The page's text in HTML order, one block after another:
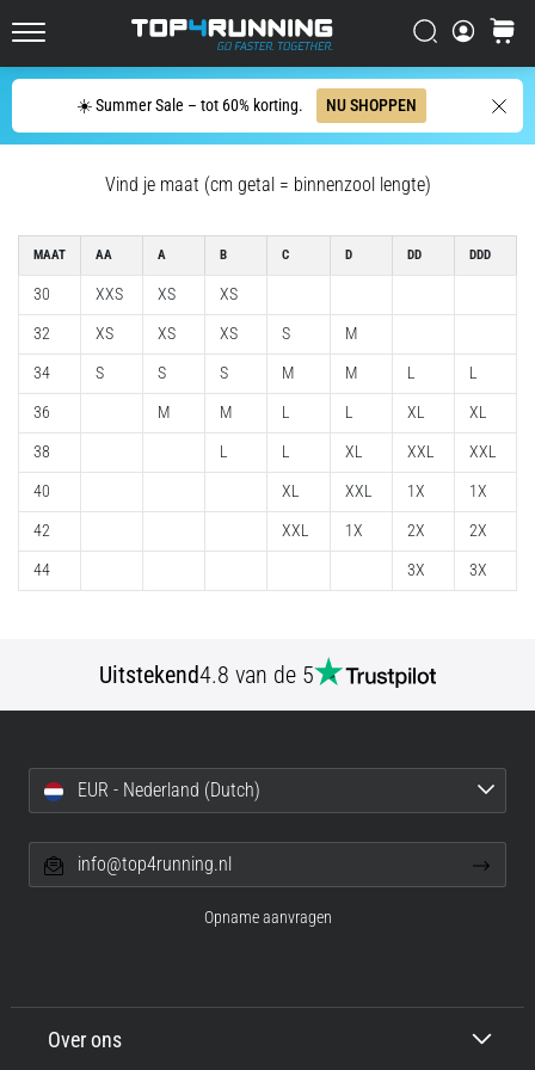
☀️ Summer Sale – tot 60% korting. NU SHOPPEN
Zoeken op
Zoeken
zin
samenvatten:
pijn,
het
waard!
Welke
voordelen
biedt
het,
7. 8. 2026
6 min. lezen
Shuttlerun
en
ze
hoe
voer
uit?
shuttle
Vind je maat (cm getal = binnenzool lengte)
MAAT
30
32
34
36
38
40
42
44
AA
XXS
XS
S
A
XS
XS
S
M
B
XS
XS
S
M
L
C
S
M
L
L
XL
XXL
D
M
M
L
XL
XXL
1X
DD
L
XL
XXL
1X
2X
3X
DDD
L
XL
XXL
1X
2X
3X
Uitstekend4.8 van de 5
Over ons
EUR - Nederland (Dutch)
info@top4running.nl
Opname aanvragen